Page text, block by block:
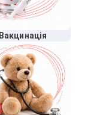
Вакцинація